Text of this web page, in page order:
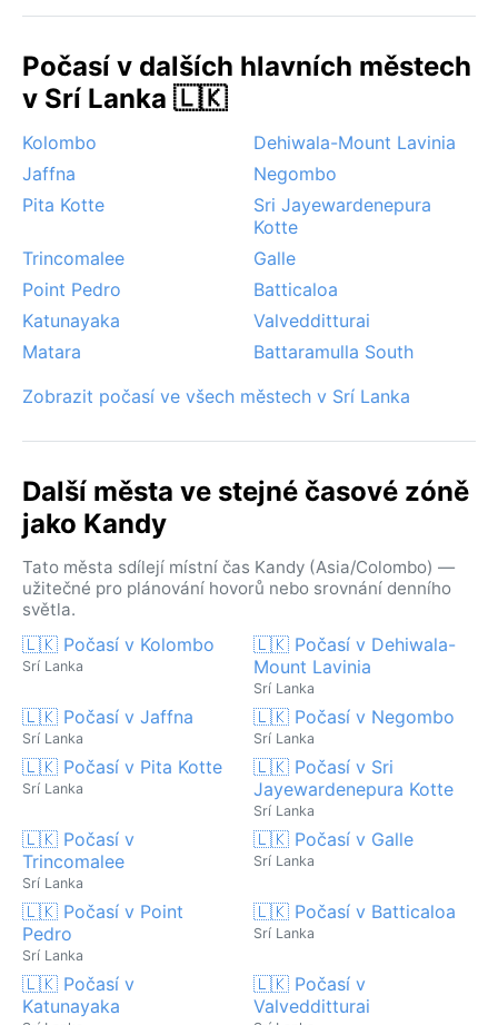
tehdy lze zažít krásné chvíle mezi dešti.
chladnějších měsících snáší do údolí a halí chrámy do
tajemného závoje. Na rozdíl od pobřeží se Kandy
vyhýbá tropickým cyklónům; větší nebezpečí
představují přívalové deště a místní sesuvy půdy
během monzunových vrcholů. Pro milovníky zeleně a
klidu je však každé období svým způsobem kouzelné.
Počasí v dalších hlavních městech
v Srí Lanka 🇱🇰
Kolombo
Dehiwala-Mount Lavinia
Jaffna
Negombo
Pita Kotte
Sri Jayewardenepura
Kotte
Trincomalee
Galle
Point Pedro
Batticaloa
Katunayaka
Valvedditturai
Matara
Battaramulla South
Zobrazit počasí ve všech městech v Srí Lanka
Další města ve stejné časové zóně
jako Kandy
Tato města sdílejí místní čas Kandy (Asia/Colombo) —
užitečné pro plánování hovorů nebo srovnání denního
světla.
🇱🇰 Počasí v Kolombo
Srí Lanka
🇱🇰 Počasí v Dehiwala-
Mount Lavinia
Srí Lanka
🇱🇰 Počasí v Jaffna
Srí Lanka
🇱🇰 Počasí v Negombo
Srí Lanka
🇱🇰 Počasí v Pita Kotte
Srí Lanka
🇱🇰 Počasí v Sri
Jayewardenepura Kotte
Srí Lanka
🇱🇰 Počasí v
Trincomalee
Srí Lanka
🇱🇰 Počasí v Galle
Srí Lanka
🇱🇰 Počasí v Point
Pedro
Srí Lanka
🇱🇰 Počasí v Batticaloa
Srí Lanka
🇱🇰 Počasí v
Katunayaka
🇱🇰 Počasí v
Valvedditturai